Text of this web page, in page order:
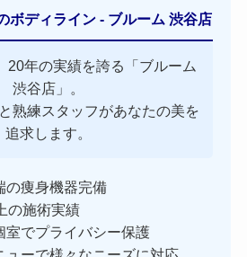
ボディライン - ブルーム 渋谷店
20年の実績を誇る「ブルーム
渋谷店」。
熟練スタッフがあなたの美を
追求します。
の痩身機器完備
の施術実績
室でプライバシー保護